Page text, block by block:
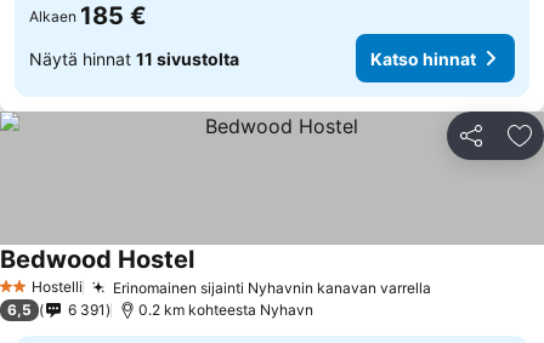
Alkaen 185 €
Näytä hinnat 11 sivustolta Katso hinnat
Jaa
2 Tähtiluokitus
Hostelli Erinomainen sijainti Nyhavnin kanavan varrella
Bedwood Hostel
6,5 6 391 0.2 km kohteesta Nyhavn